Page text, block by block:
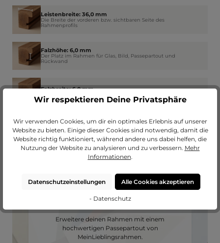
Leistenbreite: 36,0 mm
Die Breite der vorderen bzw. sichtbaren Seite des
Rahmenprofils
Falzhöhe: 6,0 mm
Der Platz im Rahmen für Glas, Bild, Passepartout und
Rückwand
Falzbreite: 6,0 mm
Wie weit der Rahmen am Rand das Glas überdeckt
Passendes Passepartout?
Erweitere deinen Rahmen mit einem
hochwertigen Passepartout von
MeinLieblingsrahmen.
Wir respektieren Deine Privatsphäre
Wir verwenden Cookies, um dir ein optimales Erlebnis auf unserer
Website zu bieten. Einige dieser Cookies sind notwendig, damit die
Website richtig funktioniert, während andere uns dabei helfen, die
Nutzung der Website zu analysieren und zu verbessern. Mehr
Informationen.
Datenschutzeinstellungen Alle Cookies akzeptieren
- Datenschutz